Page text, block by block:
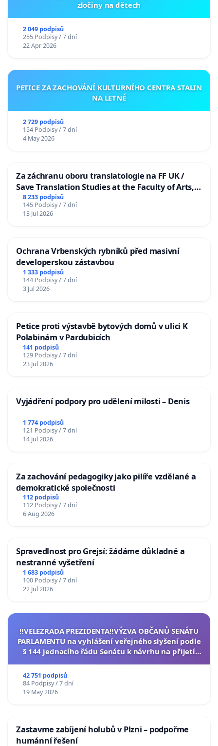
zločiny na dětech
2 049 podpisů
255 Podpisy / 7 dní
22 Apr 2026
PETICE ZA ZACHOVÁNÍ KULTURNÍHO CENTRA STALIN
NA LETNÉ
2 729 podpisů
154 Podpisy / 7 dní
4 May 2026
Za záchranu oboru translatologie na FF UK /
Save Translation Studies at the Faculty of Arts,
Charles University
8 233 podpisů
145 Podpisy / 7 dní
13 Jul 2026
Ochrana Vrbenských rybníků před masivní
developerskou zástavbou
1 333 podpisů
144 Podpisy / 7 dní
3 Jul 2026
Petice proti výstavbě bytových domů v ulici K
Polabinám v Pardubicích
141 podpisů
129 Podpisy / 7 dní
23 Jul 2026
Vyjádření podpory pro udělení milosti – Denis
1 774 podpisů
121 Podpisy / 7 dní
14 Jul 2026
Za zachování pedagogiky jako pilíře vzdělané a
demokratické společnosti
112 podpisů
112 Podpisy / 7 dní
6 Aug 2026
Spravedlnost pro Grejsí: žádáme důkladné a
nestranné vyšetření
1 683 podpisů
100 Podpisy / 7 dní
22 Jul 2026
‼️VELEZRADA PREZIDENTA‼️VÝZVA OBČANŮ SENÁTU
PARLAMENTU na vyhlášení veřejného slyšení podle
§ 144 jednacího řádu Senátu k návrhu na přijetí
42 751 podpisů
84 Podpisy / 7 dní
19 May 2026
Zastavme zabíjení holubů v Plzni – podpořme
humánní řešení